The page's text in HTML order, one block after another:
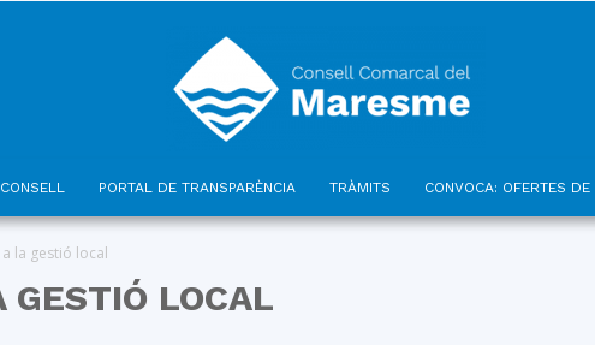
PORTAL DE TRANSPARÈNCIA TRÀMITS CONVOCA: OFERTES DE
la gestió local
GESTIÓ LOCAL